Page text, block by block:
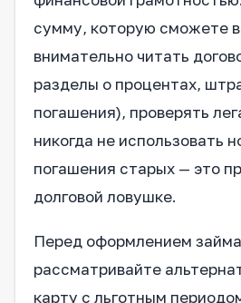
сумму, которую сможете
внимательно читать
разделы о процентах,
погашения), проверять
никогда не использовать
погашения старых — это
долговой ловушке.
Перед оформлением займа
рассматривайте
карту с льготным